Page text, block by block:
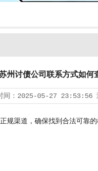
州讨债公司联系方式如何
间： 2025-05-27 23:53:56
规渠道，确保找到合法可靠的